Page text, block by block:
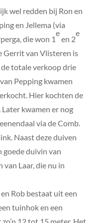
wel redden bij Ron en
en Jellema (via
die won 1
e
en 2
e
Gerrit van Vlisteren is
totale verkoop drie
Pepping kwamen
Hier kochten de
kwamen er nog
via de Comb.
Naast deze duiven
goede duivin van
Laar, die nu in
Rob bestaat uit een
tuinhok en een